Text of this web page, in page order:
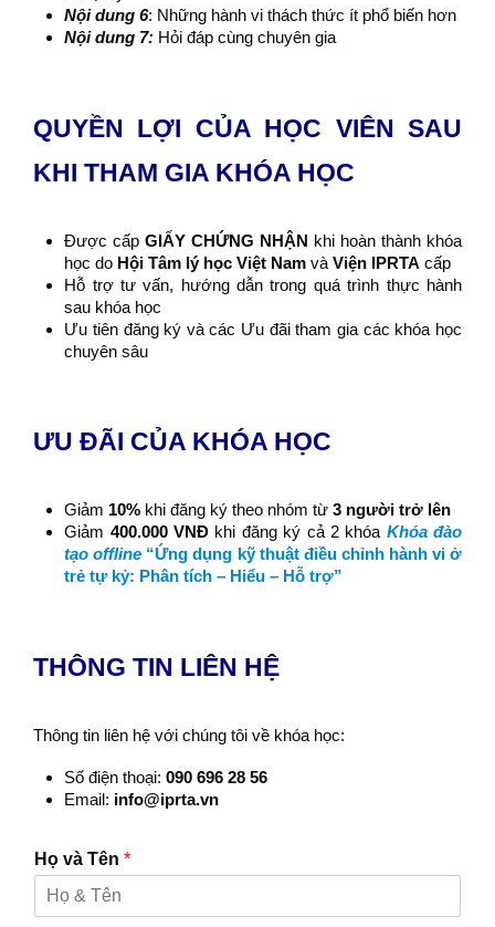
Nội dung 6: Những hành vi thách thức ít phổ biến hơn
Nội dung 7: Hỏi đáp cùng chuyên gia
QUYỀN LỢI CỦA HỌC VIÊN SAU
KHI THAM GIA KHÓA HỌC
Được cấp GIẤY CHỨNG NHẬN khi hoàn thành khóa
học do Hội Tâm lý học Việt Nam vàViện IPRTA cấp
Hỗ trợ tư vấn, hướng dẫn trong quá trình thực hành
sau khóa học
Ưu tiên đăng ký và các Ưu đãi tham gia các khóa học
chuyên sâu
ƯU ĐÃI CỦA KHÓA HỌC
Giảm 10% khi đăng ký theo nhóm từ3 người trở lên
Giảm 400.000 VNĐ khi đăng ký cả 2 khóa Khóa đào
tạo offline “Ứng dụng kỹ thuật điều chỉnh hành vi ở
trẻ tự kỷ: Phân tích – Hiểu – Hỗ trợ”
THÔNG TIN LIÊN HỆ
Thông tin liên hệ với chúng tôi về khóa học:
Số điện thoại:090 696 28 56
Email: info@iprta.vn
Họ và Tên *